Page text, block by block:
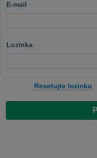
E-mail
Lozinka
Resetujte lozinku